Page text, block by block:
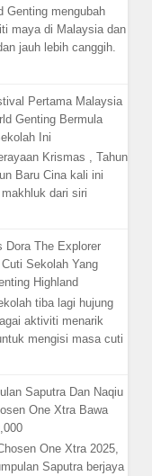
Genting mengubah
maya di Malaysia dan
jauh lebih canggih.
Pertama Malaysia
Genting Bermula
Ini
Krismas , Tahun
Baru Cina kali ini
dari siri
Dora The Explorer
Sekolah Yang
Highland
tiba lagi hujung
aktiviti menarik
mengisi masa cuti
Saputra Dan Naqiu
One Xtra Bawa
One Xtra 2025,
Saputra berjaya